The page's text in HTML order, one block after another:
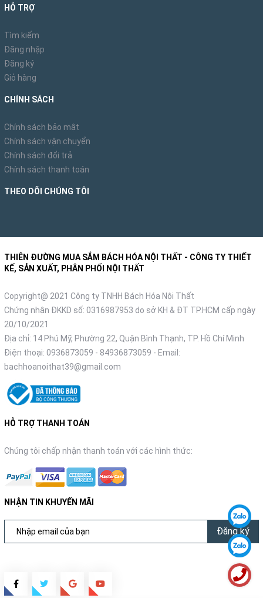
HỖ TRỢ
Tìm kiếm
Đăng nhập
Đăng ký
Giỏ hàng
CHÍNH SÁCH
Chính sách bảo mật
Chính sách vận chuyển
Chính sách đổi trả
Chính sách thanh toán
THEO DÕI CHÚNG TÔI
THIÊN ĐƯỜNG MUA SẮM BÁCH HÓA NỘI THẤT - CÔNG TY THIẾT
KẾ, SẢN XUẤT, PHÂN PHỐI NỘI THẤT
Copyright@ 2021 Công ty TNHH Bách Hóa Nội Thất
Chứng nhận ĐKKD số: 0316987953 do sở KH & ĐT TP.HCM cấp ngày
20/10/2021
Địa chỉ: 14 Phú Mỹ, Phường 22, Quận Bình Thạnh, TP. Hồ Chí Minh
Điện thoại: 0936873059 - 84936873059 - Email:
bachhoanoithat39@gmail.com
HỖ TRỢ THANH TOÁN
Chúng tôi chấp nhận thanh toán với các hình thức:
NHẬN TIN KHUYẾN MÃI
Đăng ký